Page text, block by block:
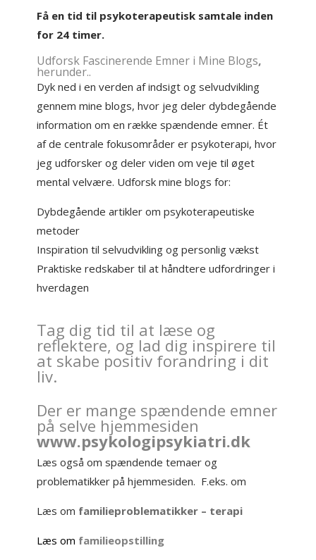
Få en tid til psykoterapeutisk samtale inden
for 24 timer.
Udforsk Fascinerende Emner i Mine Blogs,
herunder..
Dyk ned i en verden af indsigt og selvudvikling
gennem mine blogs, hvor jeg deler dybdegående
information om en række spændende emner. Ét
af de centrale fokusområder er psykoterapi, hvor
jeg udforsker og deler viden om veje til øget
mental velvære. Udforsk mine blogs for:
Dybdegående artikler om psykoterapeutiske
metoder
Inspiration til selvudvikling og personlig vækst
Praktiske redskaber til at håndtere udfordringer i
hverdagen
Tag dig tid til at læse og
reflektere, og lad dig inspirere til
at skabe positiv forandring i dit
liv.
Der er mange spændende emner
på selve hjemmesiden
www.psykologipsykiatri.dk
Læs også om spændende temaer og
problematikker på hjemmesiden. F.eks. om
Læs om familieproblematikker – terapi
Læs om familieopstilling